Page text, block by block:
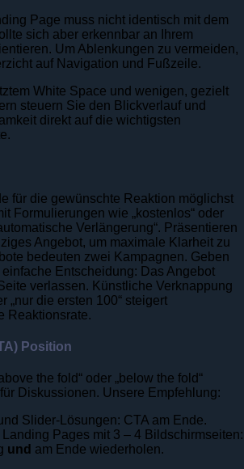
Page muss nicht identisch mit dem
sich aber erkennbar an Ihrem
Um Ablenkungen zu vermeiden,
auf Navigation und Fußzeile.
White Space und wenigen, gezielt
steuern Sie den Blickverlauf und
direkt auf die wichtigsten
für die gewünschte Reaktion möglichst
Formulierungen wie „kostenlos“ oder
Verlängerung“. Präsentieren
Angebot, um maximale Klarheit zu
bedeuten zwei Kampagnen. Geben
Entscheidung: Das Angebot
verlassen. Künstliche Verknappung
„nur die ersten 100“ steigert
Reaktionsrate.
Position
the fold“ oder „below the fold“
Diskussionen. Unsere Empfehlung:
Slider-Lösungen: CTA am Ende.
Pages mit 3 – 4 Bildschirmseiten:
und am Ende wiederholen.